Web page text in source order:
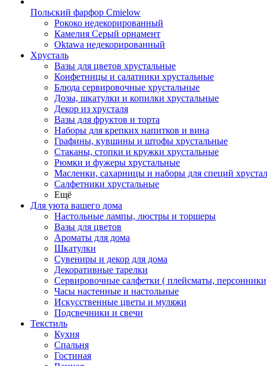
Польский фарфор Сmielow
Рококо недекорированный
Камелия Серый орнамент
Oktawa недекорированный
Хрусталь
Вазы для цветов хрустальные
Конфетницы и салатники хрустальные
Блюда сервировочные хрустальные
Дозы, шкатулки и копилки хрустальные
Декор из хрусталя
Вазы для фруктов и торта
Наборы для крепких напитков и вина
Графины, кувшины и штофы хрустальные
Стаканы, стопки и кружки хрустальные
Рюмки и фужеры хрустальные
Масленки, сахарницы и наборы для специй
Салфетники хрустальные
Ещё
Для уюта вашего дома
Настольные лампы, люстры и торшеры
Вазы для цветов
Ароматы для дома
Шкатулки
Сувениры и декор для дома
Декоративные тарелки
Сервировочные салфетки ( плейсматы,
Часы настенные и настольные
Искусственные цветы и муляжи
Подсвечники и свечи
Текстиль
Кухня
Спальня
Гостиная